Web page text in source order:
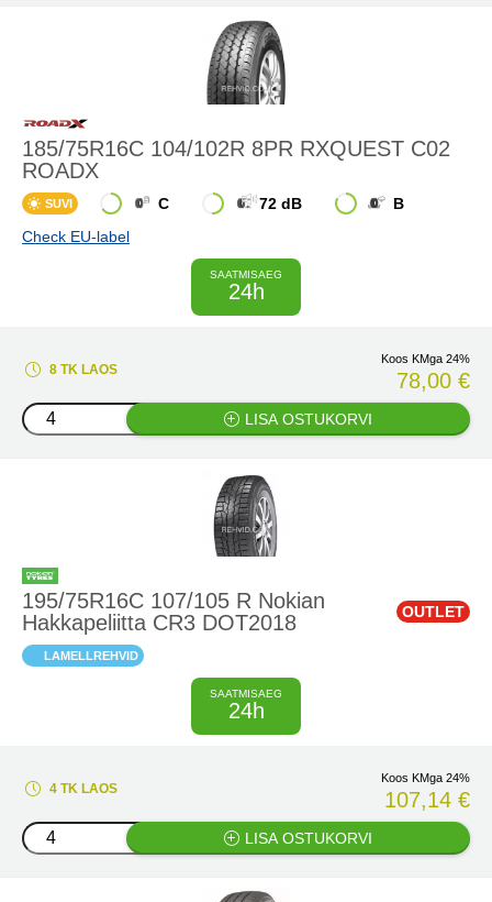
185/75R16C 104/102R 8PR RXQUEST C02
ROADX
SUVI C 72 dB
B
Check EU-label
SAATMISAEG
24h
8 TK LAOS
Koos KMga 24%
78,00 €
LISA OSTUKORVI
195/75R16C 107/105 R Nokian
Hakkapeliitta CR3 DOT2018
OUTLET
LAMELLREHVID
SAATMISAEG
24h
4 TK LAOS
Koos KMga 24%
107,14 €
LISA OSTUKORVI